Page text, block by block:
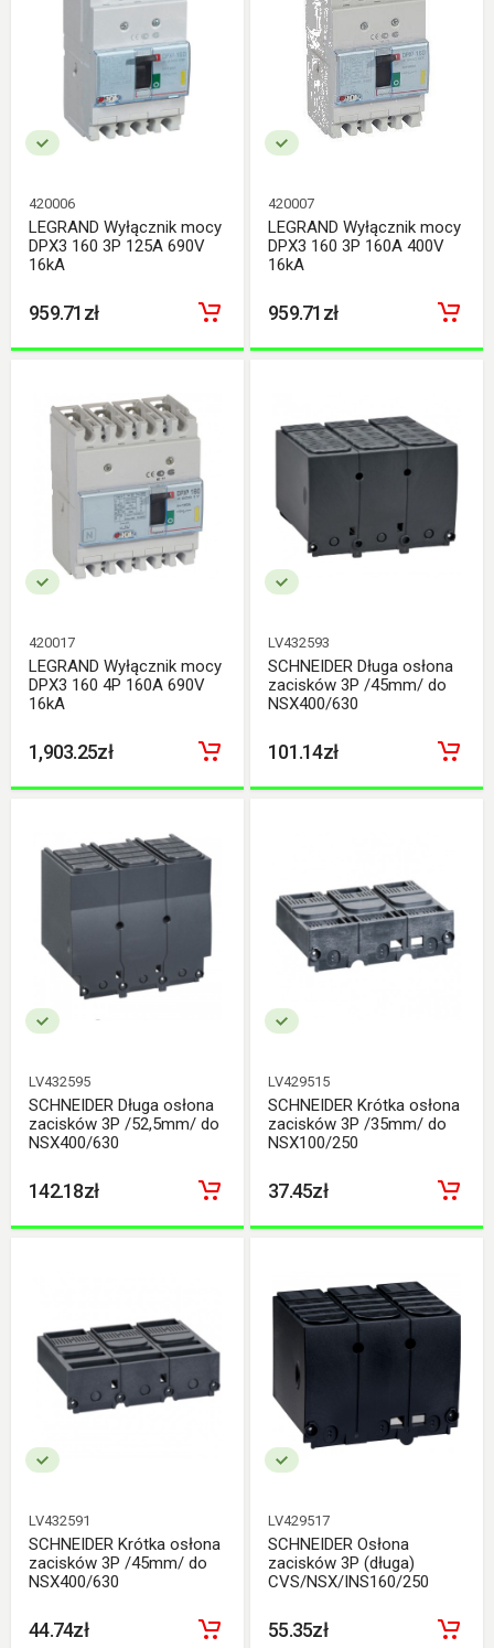
420006
LEGRAND Wyłącznik mocy
DPX3 160 3P 125A 690V
16kA
959.71zł
420007
LEGRAND Wyłącznik mocy
DPX3 160 3P 160A 400V
16kA
959.71zł
420017
LEGRAND Wyłącznik mocy
DPX3 160 4P 160A 690V
16kA
1,903.25zł
LV432593
SCHNEIDER Długa osłona
zacisków 3P /45mm/ do
NSX400/630
101.14zł
LV432595
SCHNEIDER Długa osłona
zacisków 3P /52,5mm/ do
NSX400/630
142.18zł
LV429515
SCHNEIDER Krótka osłona
zacisków 3P /35mm/ do
NSX100/250
37.45zł
LV432591
SCHNEIDER Krótka osłona
zacisków 3P /45mm/ do
NSX400/630
44.74zł
LV429517
SCHNEIDER Osłona
zacisków 3P (długa)
CVS/NSX/INS160/250
55.35zł